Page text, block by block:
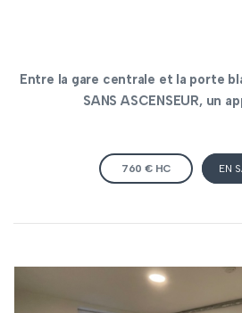
Entre la gare centrale et la porte
SANS ASCENSEUR, un
760 € HC EN